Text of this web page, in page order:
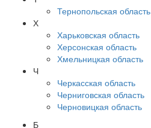
Тернопольская область
Х
Харьковская область
Херсонская область
Хмельницкая область
Ч
Черкасская область
Черниговская область
Черновицкая область
Б